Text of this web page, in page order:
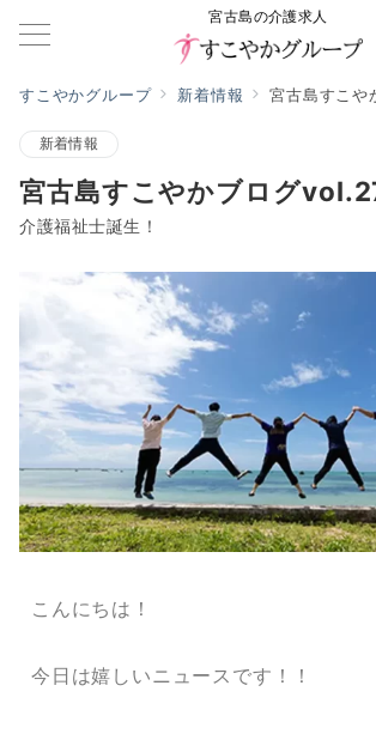
宮古島の介護求人
すこやかグループ 新着情報 宮古島すこ
新着情報
宮古島すこやかブログ
介護福祉士誕生！
こんにちは！
今日は嬉しいニュースです！！